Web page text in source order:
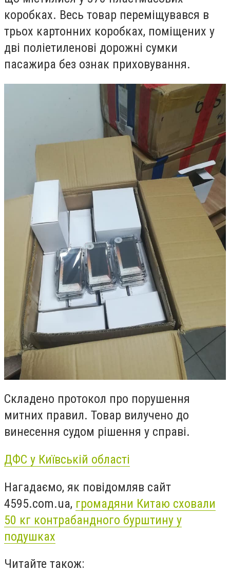
коробках. Весь товар переміщувався в
трьох картонних коробках, поміщених у
дві поліетиленові дорожні сумки
пасажира без ознак приховування.
Складено протокол про порушення
митних правил. Товар вилучено до
винесення судом рішення у справі.
ДФС у Київській області
Нагадаємо, як повідомляв сайт
4595.com.ua, громадяни Китаю сховали
50 кг контрабандного бурштину у
подушках
Читайте також: